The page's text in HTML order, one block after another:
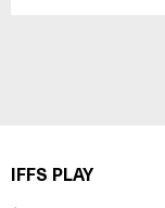
IFFS PLAY